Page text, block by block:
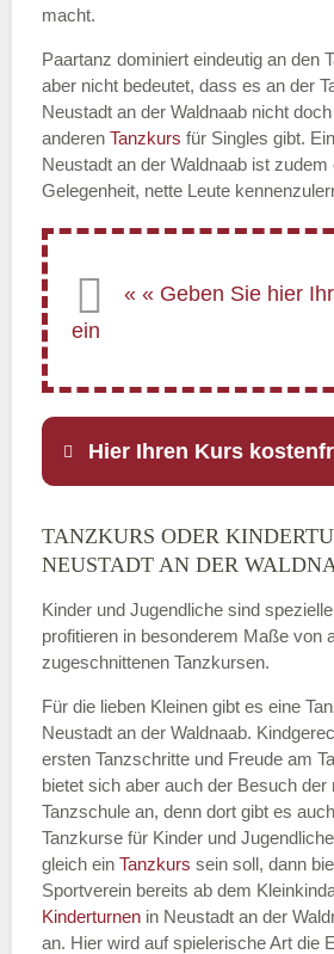
macht.
Paartanz dominiert eindeutig an den
aber nicht bedeutet, dass es an der
Neustadt an der Waldnaab nicht
anderen Tanzkurs für Singles gibt.
Neustadt an der Waldnaab ist zudem
Gelegenheit, nette Leute
Hier Ihren Kurs
Name*
E-Mail*
Name der Tanzschule
Kontakt E-Mail
TANZKURS ODER
NEUSTADT AN DER
Kinder und Jugendliche sind
profitieren in besonderem Maße von
zugeschnittenen Tanzkursen.
Für die lieben Kleinen gibt es eine
Neustadt an der Waldnaab.
ersten Tanzschritte und Freude am
bietet sich aber auch der Besuch der
Tanzschule an, denn dort gibt es
Tanzkurse für Kinder und
gleich ein Tanzkurs sein soll, dann
Sportverein bereits ab dem
Kinderturnen in Neustadt an der
an. Hier wird auf spielerische Art die